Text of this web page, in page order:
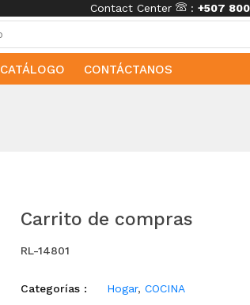
Contact Center : +507
CATÁLOGO CONTÁCTANOS
Carrito de compras
RL-14801
Categorías : Hogar, COCINA